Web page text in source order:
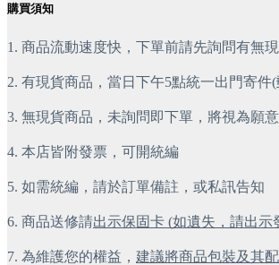
購買須知
1. 商品流動速度快，下單前請先詢問有無
2. 有現貨商品，當日下午5點統一出門寄件
3. 無現貨商品，未詢問即下單，將視為願
4. 本店皆附發票，可開統編
5. 如需統編，請於訂單備註，或私訊告知
6. 商品送修請出示保固卡 (如遺失，請出示
7. 為維護您的權益， 建議將商品包裝及其